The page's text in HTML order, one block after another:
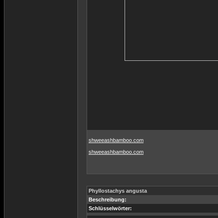
shweeashbamboo.com
shweeashbamboo.com
Phyllostachys angusta
Beschreibung:
Schlüsselwörter: